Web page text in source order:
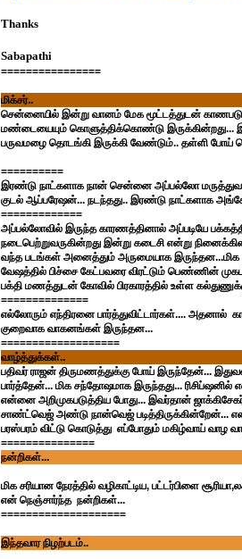
Thanks
Sabapathi
================
மிக்சர்..
சென்னையில் இன்று வானம் மேக மூட்டத்துடன்
மண்டையையும் கொளுத்திக்கொண்டு இருக்கின்றது...
பருவமழை தொடங்கி இருக்கி வேண்டும்.. தள்ளி போய்
==========
இரண்டு நாட்களாக நான் சென்னை அப்பல்லோ
குடல் ஆப்பரேஷன்... நடந்தது.. இரண்டு நாட்களாக
=============
அப்பல்லோவில் இருந்த காரணத்தினால் அப்படியே
நடைபெற்றுவருகின்றது இன்று கடைசி என்று
வந்த படங்கள் அனைத்தும் அருமையாக இருந்தன...மிக
வேஷத்தில் பிச்சை கேட்பவரை விரட்டும் பெண்ணின்
பக்தி மணத்துடன் கோவில் பிரகாரத்தில் உள்ள
==============
எல்லோரும் எந்திரனை பார்த்துவிட்டார்கள்.... அதனால்
குறைவாக வாகனங்கள் இருந்தன...
===================
வாழ்த்துக்கள்..
பதிவர் ராஜன் திருமணத்துக்கு போய் இருந்தேன்...
பார்த்தேன்... மிக சந்தோஷமாக இருந்தது...
என்னை அறிமுகபடுத்திய போது... இவர்தான்
சாண்ட்வெஜ் அண்டு நான்வெஜ்
பரஸ்பரம் விட்டு கொடுத்து எப்போதும் மகிழ்வாய் வாழ
===============
நன்றிகள்...
மிக சரியான நேரத்தில் வழிகாட்டிய, பட்டர்பிளை
என் நெஞ்சார்ந்த நன்றிகள்...
====================
இந்தவார நிழற்படம்..